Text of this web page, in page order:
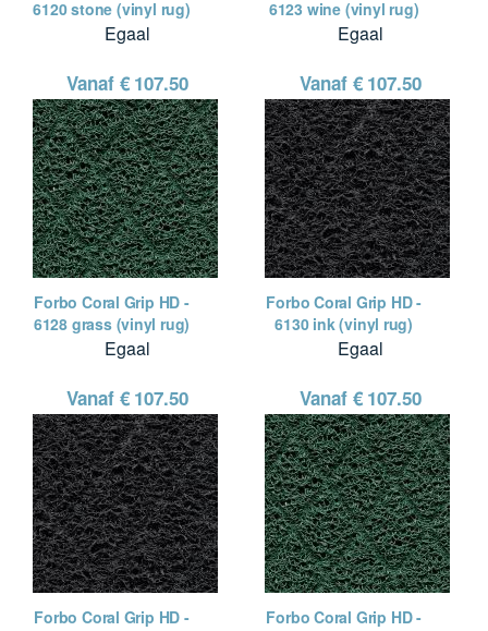
6120 stone (vinyl rug)
Egaal
Vanaf € 107.50
6123 wine (vinyl rug)
Egaal
Vanaf € 107.50
Forbo Coral Grip HD -
6128 grass (vinyl rug)
Egaal
Vanaf € 107.50
Forbo Coral Grip HD -
6130 ink (vinyl rug)
Egaal
Vanaf € 107.50
Forbo Coral Grip HD -
Forbo Coral Grip HD -